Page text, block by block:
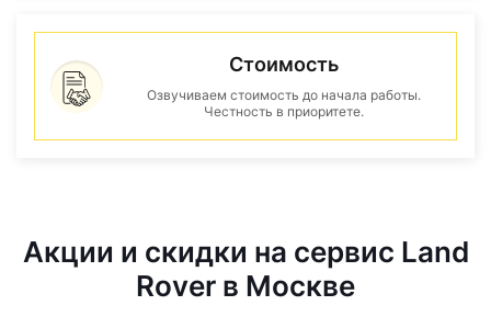
Стоимость
Озвучиваем стоимость до начала работы.
Честность в приоритете.
Акции и скидки на сервис Land
Rover в Москве